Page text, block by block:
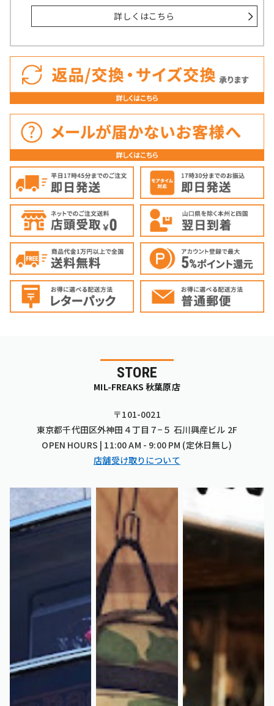
詳しくはこちら
STORE
MIL-FREAKS 秋葉原店
〒101-0021
東京都千代田区外神田４丁目７−５ 石川興産ビル 2F
OPEN HOURS | 11:00 AM - 9:00 PM (定休日無し)
店舗受け取りについて